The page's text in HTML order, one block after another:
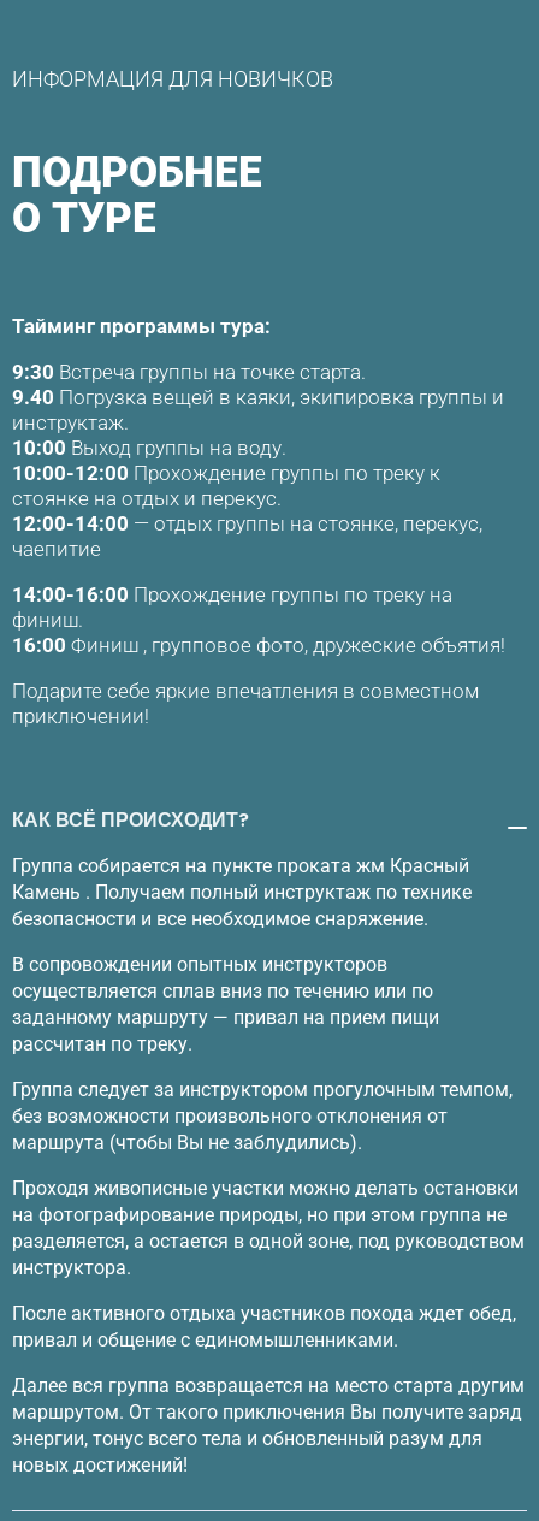
ИНФОРМАЦИЯ ДЛЯ НОВИЧКОВ
ПОДРОБНЕЕ
О ТУРЕ
Тайминг программы тура:
9:30 Встреча группы на точке старта.
9.40 Погрузка вещей в каяки, экипировка группы и
инструктаж.
10:00 Выход группы на воду.
10:00-12:00 Прохождение группы по треку к
стоянке на отдых и перекус.
12:00-14:00 — отдых группы на стоянке, перекус,
чаепитие
14:00-16:00 Прохождение группы по треку на
финиш.
16:00 Финиш , групповое фото, дружеские объятия!
Подарите себе яркие впечатления в совместном
приключении!
КАК ВСЁ ПРОИСХОДИТ?
Группа собирается на пункте проката жм Красный
Камень . Получаем полный инструктаж по технике
безопасности и все необходимое снаряжение.
В сопровождении опытных инструкторов
осуществляется сплав вниз по течению или по
заданному маршруту — привал на прием пищи
рассчитан по треку.
Группа следует за инструктором прогулочным темпом,
без возможности произвольного отклонения от
маршрута (чтобы Вы не заблудились).
Проходя живописные участки можно делать остановки
на фотографирование природы, но при этом группа не
разделяется, а остается в одной зоне, под руководством
инструктора.
После активного отдыха участников похода ждет обед,
привал и общение с единомышленниками.
Далее вся группа возвращается на место старта другим
маршрутом. От такого приключения Вы получите заряд
энергии, тонус всего тела и обновленный разум для
новых достижений!